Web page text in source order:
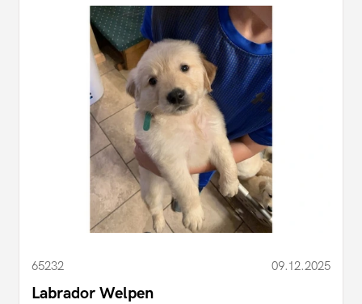
65232 09.12.2025
Labrador Welpen